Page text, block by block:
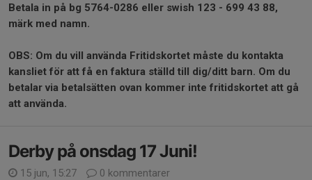
Betala in på bg 5764-0286 eller swish 123 - 699 43 88,
märk med namn.
OBS: Om du vill använda Fritidskortet måste du kontakta
kansliet för att få en faktura ställd till dig/ditt barn. Om du
betalar via betalsätten ovan kommer inte fritidskortet att gå
att använda.
Derby på onsdag 17 Juni!
15 jun, 15:27
0 kommentarer